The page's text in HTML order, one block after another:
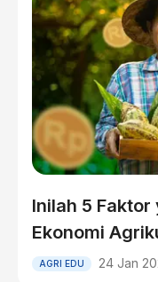
Inilah 5
Ekonomi
AGRI EDU 24 Jan